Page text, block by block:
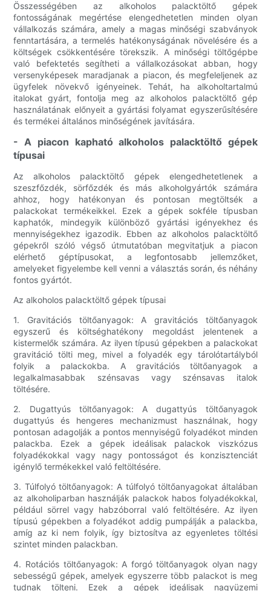
Összességében az alkoholos palacktöltő gépek
fontosságának megértése elengedhetetlen minden olyan
vállalkozás számára, amely a magas minőségi szabványok
fenntartására, a termelés hatékonyságának növelésére és a
költségek csökkentésére törekszik. A minőségi töltőgépbe
való befektetés segítheti a vállalkozásokat abban, hogy
versenyképesek maradjanak a piacon, és megfeleljenek az
ügyfelek növekvő igényeinek. Tehát, ha alkoholtartalmú
italokat gyárt, fontolja meg az alkoholos palacktöltő gép
használatának előnyeit a gyártási folyamat egyszerűsítésére
és termékei általános minőségének javítására.
- A piacon kapható alkoholos palacktöltő gépek
típusai
Az alkoholos palacktöltő gépek elengedhetetlenek a
szeszfőzdék, sörfőzdék és más alkoholgyártók számára
ahhoz, hogy hatékonyan és pontosan megtöltsék a
palackokat termékeikkel. Ezek a gépek sokféle típusban
kaphatók, mindegyik különböző gyártási igényekhez és
mennyiségekhez igazodik. Ebben az alkoholos palacktöltő
gépekről szóló végső útmutatóban megvitatjuk a piacon
elérhető géptípusokat, a legfontosabb jellemzőket,
amelyeket figyelembe kell venni a választás során, és néhány
fontos gyártót.
Az alkoholos palacktöltő gépek típusai
1. Gravitációs töltőanyagok: A gravitációs töltőanyagok
egyszerű és költséghatékony megoldást jelentenek a
kistermelők számára. Az ilyen típusú gépekben a palackokat
gravitáció tölti meg, mivel a folyadék egy tárolótartályból
folyik a palackokba. A gravitációs töltőanyagok a
legalkalmasabbak szénsavas vagy szénsavas italok
töltésére.
2. Dugattyús töltőanyagok: A dugattyús töltőanyagok
dugattyús és hengeres mechanizmust használnak, hogy
pontosan adagolják a pontos mennyiségű folyadékot minden
palackba. Ezek a gépek ideálisak palackok viszkózus
folyadékokkal vagy nagy pontosságot és konzisztenciát
igénylő termékekkel való feltöltésére.
3. Túlfolyó töltőanyagok: A túlfolyó töltőanyagokat általában
az alkoholiparban használják palackok habos folyadékokkal,
például sörrel vagy habzóborral való feltöltésére. Az ilyen
típusú gépekben a folyadékot addig pumpálják a palackba,
amíg az ki nem folyik, így biztosítva az egyenletes töltési
szintet minden palackban.
4. Rotációs töltőanyagok: A forgó töltőanyagok olyan nagy
sebességű gépek, amelyek egyszerre több palackot is meg
tudnak tölteni. Ezek a gépek ideálisak nagyüzemi